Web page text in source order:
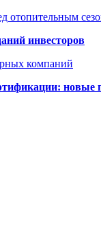
отопительным
инвесторов
компаний
новые